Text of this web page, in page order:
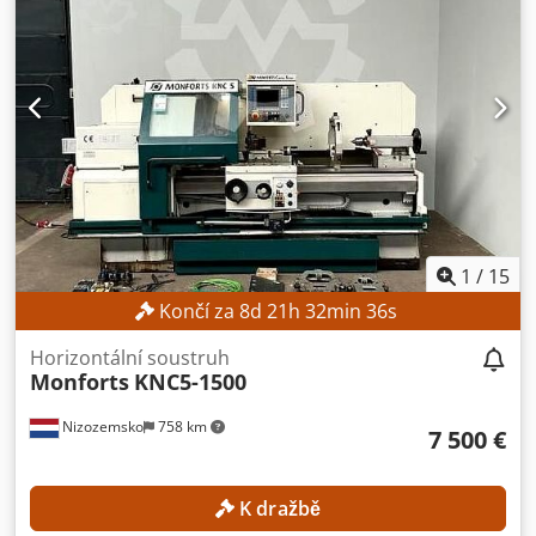
TECHNICKÉ SPECIFIKACE Průměr otáčení nad ložem: 890
mm Průměr otáčení nad suportem: 490 mm Průměr
otáčení ve výsuvném loži: 1 060 mm Rozsah otáček vřetene:
3,7 – 1 000 ot./min Průchod vřetene: 155 mm Výška středů:
445 mm Vzdálenost mezi středy: 3 000 mm Šířka lože: 700
mm Maximální hmotnost obrobku: 5 000 kg
Dwedpjzrmrbsfx Aicoa DETAILY STROJE Řízení: Konvenční
Digitální ukazatel polohy: Fagor Příkon: 30 kW Rozměry a
hmotnost Rozměry (D x Š x V): 5 100 x 1 800 x 1 950 mm
Hmotnost stroje: 7 500 kg VYBAVENÍ Tříčelisťové sklíčidlo
Rychloupínací držák Pevná podpěra Digitální ukazatel
polohy Fagor Výsuvné lože Označení CE Dokumentace
1 / 15
Končí za 8d 21h 32min 35s
Nizozemsko 758 km
Horizontální soustruh
Monforts KNC5-1500
7 500 €
K dražbě